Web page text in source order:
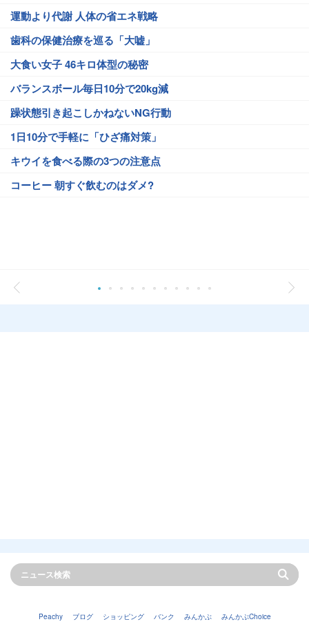
運動より代謝 人体の省エネ戦略
歯科の保健治療を巡る「大嘘」
大食い女子 46キロ体型の秘密
バランスボール毎日10分で20kg減
躁状態引き起こしかねないNG行動
1日10分で手軽に「ひざ痛対策」
キウイを食べる際の3つの注意点
コーヒー 朝すぐ飲むのはダメ?
Peachy ブログ ショッピング バンク みんかぶ みんかぶChoice